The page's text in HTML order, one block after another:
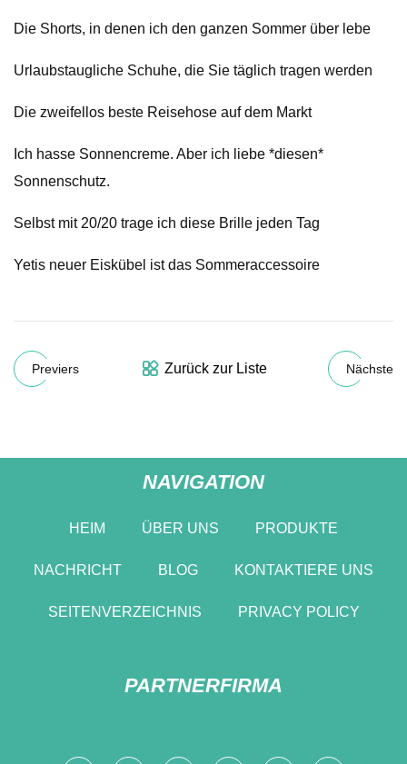
Die Shorts, in denen ich den ganzen Sommer über lebe
Urlaubstaugliche Schuhe, die Sie täglich tragen werden
Die zweifellos beste Reisehose auf dem Markt
Ich hasse Sonnencreme. Aber ich liebe *diesen*
Sonnenschutz.
Selbst mit 20/20 trage ich diese Brille jeden Tag
Yetis neuer Eiskübel ist das Sommeraccessoire
Previers Zurück zur Liste Nächste
NAVIGATION
HEIM ÜBER UNS PRODUKTE
NACHRICHT BLOG KONTAKTIERE UNS
SEITENVERZEICHNIS PRIVACY POLICY
PARTNERFIRMA